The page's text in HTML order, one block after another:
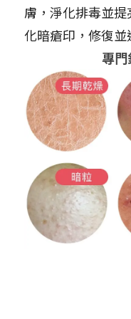
膚，淨化排毒並
化暗瘡印，修復並
專門